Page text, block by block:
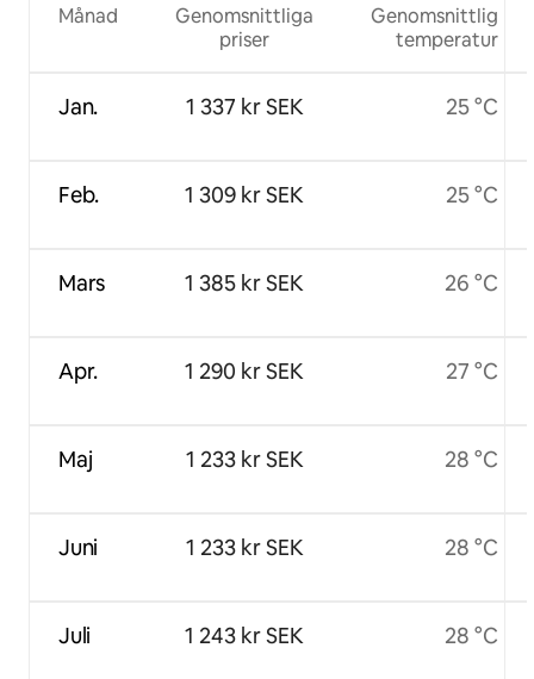
Månad
Jan.
Feb.
Mars
Apr.
Maj
Juni
Juli
Genomsnittliga
priser
1 337 kr SEK
1 309 kr SEK
1 385 kr SEK
1 290 kr SEK
1 233 kr SEK
1 233 kr SEK
1 243 kr SEK
Genomsnittlig
temperatur
25 °C
25 °C
26 °C
27 °C
28 °C
28 °C
28 °C